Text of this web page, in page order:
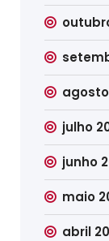
julho
junho
maio
abril